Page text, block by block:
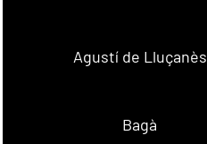
Agustí de Lluçanès
Bagà